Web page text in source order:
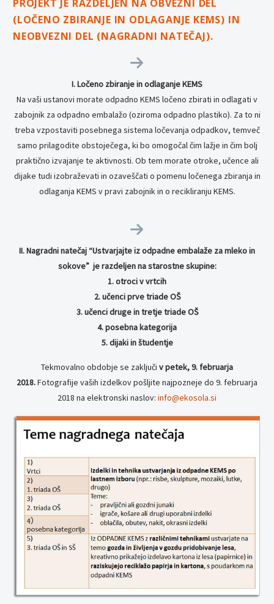
PROJEKT JE RAZDELJEN NA OBVEZNI DEL
(LOČENO ZBIRANJE IN ODLAGANJE KEMS) IN
NEOBVEZNI DEL (NAGRADNI NATEČAJ).


I. Ločeno zbiranje in odlaganje KEMS
Na vaši ustanovi morate odpadno KEMS ločeno zbirati in odlagati v
zabojnik za odpadno embalažo (oziroma odpadno plastiko). Za to ni
treba vzpostaviti posebnega sistema ločevanja odpadkov, temveč
samo prilagodite obstoječega, ki bo omogočal čim lažje in čim bolj
praktično izvajanje te aktivnosti. Ob tem morate otroke, učence ali
dijake tudi izobraževati in ozaveščati o pomenu ločenega zbiranja in
odlaganja KEMS v pravi zabojnik in o recikliranju KEMS.


II. Nagradni natečaj “Ustvarjajte iz odpadne embalaže za mleko in
sokove” je razdeljen na starostne skupine:
1. otroci v vrtcih
2. učenci prve triade OŠ
3. učenci druge in tretje triade OŠ
4. posebna kategorija
5. dijaki in študentje
Tekmovalno obdobje se zaključi v petek, 9. februarja
2018.Fotografije vaših izdelkov pošljite najpozneje do 9. februarja
2018 na elektronski naslov: info@ekosola.si